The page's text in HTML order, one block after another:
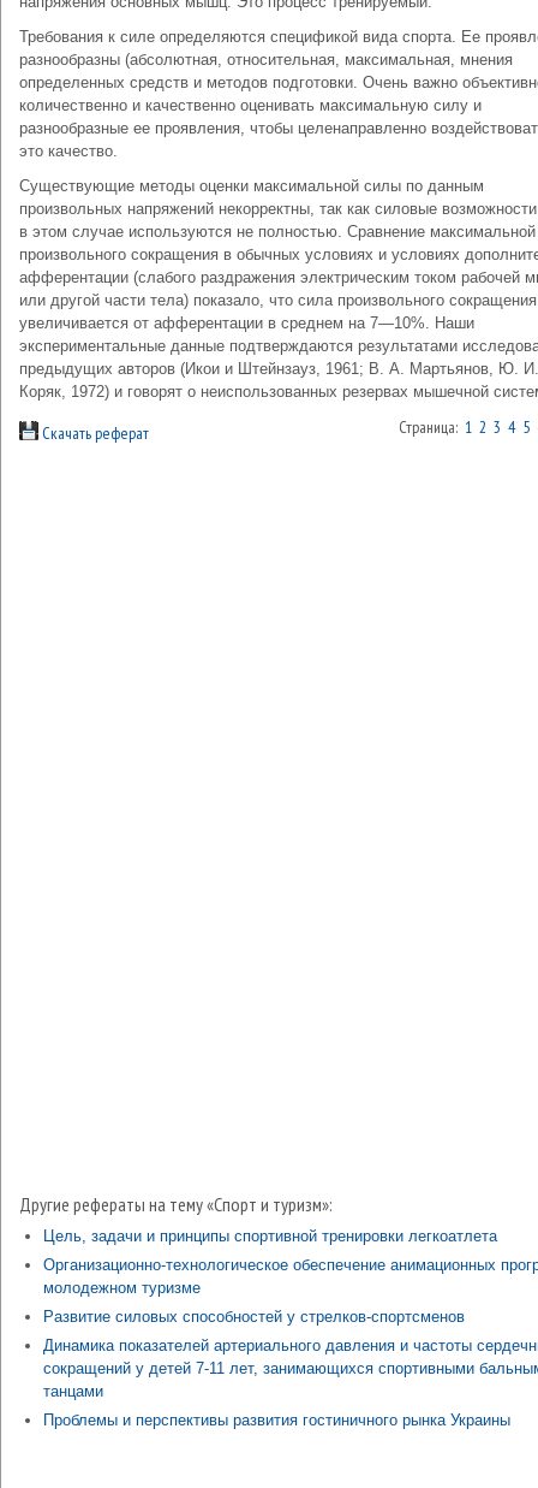
Требования к силе определяются спецификой вида спорта. Ее
разнообразны (абсолютная, относительная, максимальная, мнения
определенных средств и методов подготовки. Очень важно
количественно и качественно оценивать максимальную силу и
разнообразные ее проявления, чтобы целенаправленно
это качество.
Существующие методы оценки максимальной силы по данным
произвольных напряжений некорректны, так как силовые
в этом случае используются не полностью. Сравнение
произвольного сокращения в обычных условиях и условиях
афферентации (слабого раздражения электрическим током рабочей
или другой части тела) показало, что сила произвольного сокращения
увеличивается от афферентации в среднем на 7—10%. Наши
экспериментальные данные подтверждаются результатами
предыдущих авторов (Икои и Штейнзауз, 1961; В. А. Мартьянов, Ю. И.
Коряк, 1972) и говорят о неиспользованных резервах мышечной
Скачать реферат Страница: 1 2 3 4 5
Другие рефераты на тему «Спорт и туризм»:
Цель, задачи и принципы спортивной тренировки легкоатлета
Организационно-технологическое обеспечение анимационных
молодежном туризме
Развитие силовых способностей у стрелков-спортсменов
Динамика показателей артериального давления и частоты
сокращений у детей 7-11 лет, занимающихся спортивными
танцами
Проблемы и перспективы развития гостиничного рынка Украины